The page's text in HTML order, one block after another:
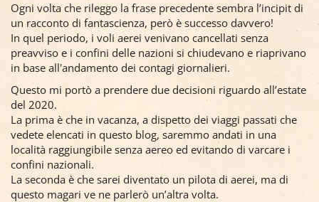
Ogni volta che rileggo la frase precedente sembra l’incipit di
un racconto di fantascienza, però è successo davvero!
In quel periodo, i voli aerei venivano cancellati senza
preavviso e i confini delle nazioni si chiudevano e riaprivano
in base all'andamento dei contagi giornalieri.
Questo mi portò a prendere due decisioni riguardo all’estate
del 2020.
La prima è che in vacanza, a dispetto dei viaggi passati che
vedete elencati in questo blog, saremmo andati in una
località raggiungibile senza aereo ed evitando di varcare i
confini nazionali.
La seconda è che sarei diventato un pilota di aerei, ma di
questo magari ve ne parlerò un’altra volta.